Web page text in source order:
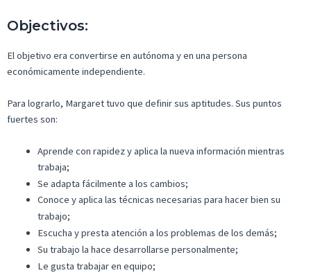
Objectivos:
El objetivo era convertirse en autónoma y en una persona
económicamente independiente.
Para lograrlo, Margaret tuvo que definir sus aptitudes. Sus puntos
fuertes son:
Aprende con rapidez y aplica la nueva información mientras
trabaja;
Se adapta fácilmente a los cambios;
Conoce y aplica las técnicas necesarias para hacer bien su
trabajo;
Escucha y presta atención a los problemas de los demás;
Su trabajo la hace desarrollarse personalmente;
Le gusta trabajar en equipo;